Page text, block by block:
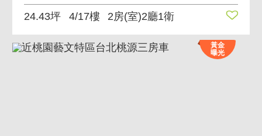
24.43坪 4/17樓 2房(室)2廳1衛
黃金
曝光